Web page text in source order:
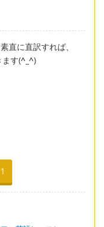
直に直訳すれば、
す(^_^)
1